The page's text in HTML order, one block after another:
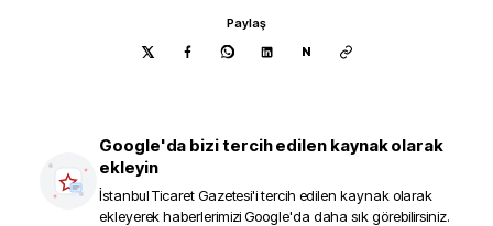
Paylaş
N
Google'da bizi tercih edilen kaynak olarak
ekleyin
İstanbul Ticaret Gazetesi'i tercih edilen kaynak olarak
ekleyerek haberlerimizi Google'da daha sık görebilirsiniz.